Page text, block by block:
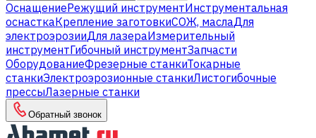
ОснащениеРежущий инструментИнструментальная
оснасткаКрепление заготовкиСОЖ, маслаДля
электроэрозииДля лазераИзмерительный
инструментГибочный инструментЗапчасти
ОборудованиеФрезерные станкиТокарные
станкиЭлектроэрозионные станкиЛистогибочные
прессыЛазерные станки
Обратный звонок